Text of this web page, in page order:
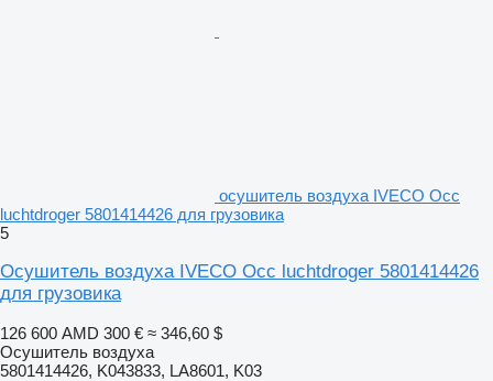
осушитель воздуха IVECO Occ
luchtdroger 5801414426 для грузовика
5
Осушитель воздуха IVECO Occ luchtdroger 5801414426
для грузовика
126 600 AMD 300 € ≈ 346,60 $
Осушитель воздуха
5801414426, K043833, LA8601, K03